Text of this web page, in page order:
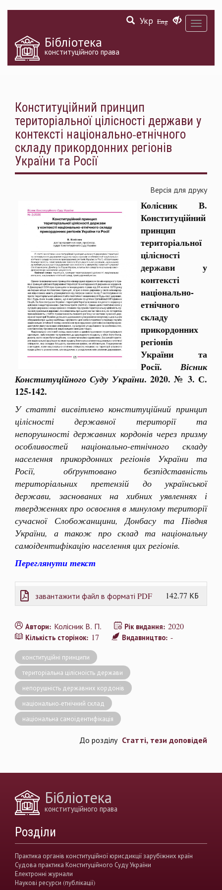
Toggle
Укр Eng
Бібліотека
конституційного права
Конституційний принцип
територіальної цілісності держави у
контексті національно-етнічного
складу прикордонних регіонів
України та Росії
Версія для друку
Колісник В.
Конституційний
принцип
територіальної
цілісності
держави у
контексті
національно-
етнічного
складу
прикордонних
регіонів
України та
Росії. Вісник
Конституційного Суду України. 2020. № 3. С.
125-142.
У статті висвітлено конституційний принцип
цілісності державної території та
непорушності державних кордонів через призму
особливостей національно-етнічного складу
населення прикордонних регіонів України та
Росії, обґрунтовано безпідставність
територіальних претензій до української
держави, заснованих на хибних уявленнях і
твердженнях про освоєння в минулому території
сучасної Слобожанщини, Донбасу та Півдня
України, а також про склад та національну
самоідентифікацію населення цих регіонів.
Переглянути текст
завантажити файл в форматі PDF 142.77 КБ
Автори: Колісник В. П. Рік видання: 2020
Кількість сторінок: 17 Видавництво: -
конституційні принципи
територіальна цілісноість держави
непорушність державних кордонів
національно-етнічний склад
національна самоідентифікація
До розділу Статті, тези доповідей
Бібліотека
конституційного права
Розділи
Практика органів конституційної юрисдикції зарубіжних країн
Судова практика Конституційного Суду України
Електронні журнали
Наукові ресурси (публікації)